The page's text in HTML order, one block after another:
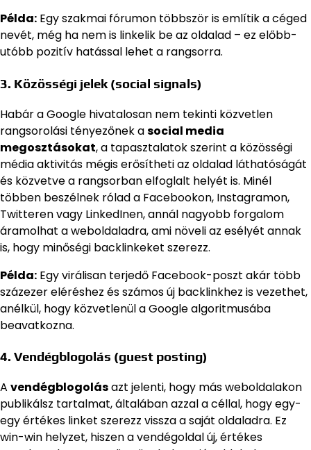
Példa: Egy szakmai fórumon többször is említik a céged
nevét, még ha nem is linkelik be az oldalad – ez előbb-
utóbb pozitív hatással lehet a rangsorra.
3. Közösségi jelek (social signals)
Habár a Google hivatalosan nem tekinti közvetlen
rangsorolási tényezőnek asocial media
megosztásokat, a tapasztalatok szerint a közösségi
média aktivitás mégis erősítheti az oldalad láthatóságát
és közvetve a rangsorban elfoglalt helyét is. Minél
többen beszélnek rólad a Facebookon, Instagramon,
Twitteren vagy LinkedInen, annál nagyobb forgalom
áramolhat a weboldaladra, ami növeli az esélyét annak
is, hogy minőségi backlinkeket szerezz.
Példa: Egy virálisan terjedő Facebook-poszt akár több
százezer eléréshez és számos új backlinkhez is vezethet,
anélkül, hogy közvetlenül a Google algoritmusába
beavatkozna.
4. Vendégblogolás (guest posting)
A vendégblogolásazt jelenti, hogy más weboldalakon
publikálsz tartalmat, általában azzal a céllal, hogy egy-
egy értékes linket szerezz vissza a saját oldaladra. Ez
win-win helyzet, hiszen a vendégoldal új, értékes